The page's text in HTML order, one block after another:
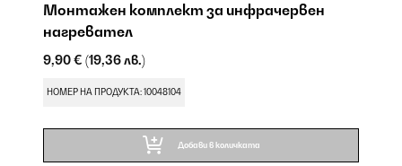
Монтажен комплект за инфрачервен
нагревател
9,90 € (19,36 лв.)
НОМЕР НА ПРОДУКТА: 10048104
Добави в количката